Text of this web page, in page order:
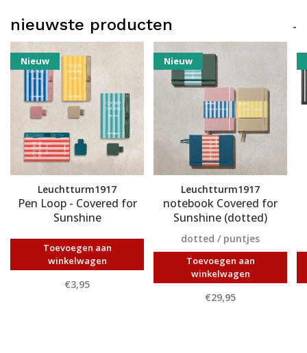
nieuwste producten -
Nieuw
Leuchtturm1917
Pen Loop - Covered for
Sunshine
Toevoegen aan
winkelwagen
€3,95
Nieuw
Leuchtturm1917
notebook Covered for
Sunshine (dotted)
dotted / puntjes
Toevoegen aan
winkelwagen
€29,95